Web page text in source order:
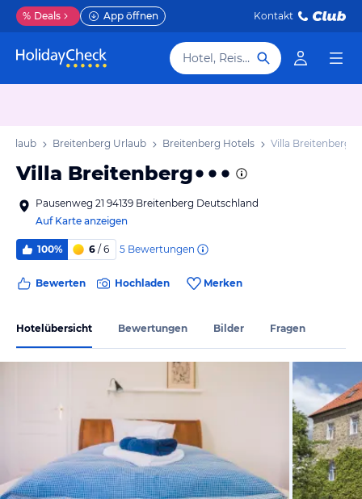
% Deals App öffnen Kontakt
Hotel, Reiseziel
Urlaub Breitenberg Urlaub Breitenberg Hotels Villa Breitenberg
Villa Breitenberg
Pausenweg 21 94139 Breitenberg Deutschland
Auf Karte anzeigen
100% 6 / 6 5 Bewertungen
Bewerten Hochladen Merken
Hotelübersicht Bewertungen Bilder Fragen